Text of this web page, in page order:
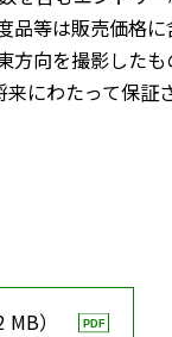
等は販売価格
方向を撮影した
にわたって保証
）